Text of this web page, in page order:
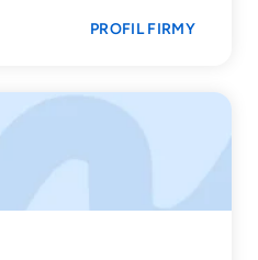
PROFIL FIRMY